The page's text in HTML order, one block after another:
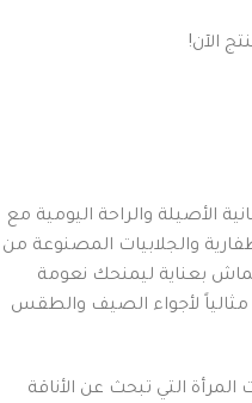
الآن!
الأصيلة والراحة اليومية مع
والجلابيات المصنوعة من
بعناية ليمنحك نعومة
مثالياً لأجواء الصيف والطقس
التي تبحث عن الأناقة